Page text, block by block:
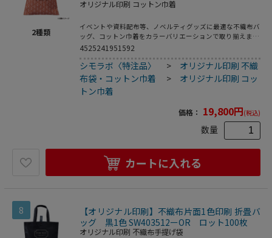
2種類
オリジナル印刷 コットン巾着
イベントや資料配布等、ノベルティグッズに最適な不織布バ
ッグ、コットン巾着をカラーバリエーションで取り揃えまし
た。片面シルク1色印刷、印刷領域は別途テンプレートでご
4525241951592
シモラボ〈特注品〉 > オリジナル印刷 不織
布袋・コットン巾着
> オリジナル印刷 コッ
トン巾着
価格： 19,800円(税込)
数量
カートに入れる
8
【オリジナル印刷】不織布片面1色印刷 折畳バ
ッグ 黒1色 SW403512ーOR ロット100枚
オリジナル印刷 不織布手提げ袋